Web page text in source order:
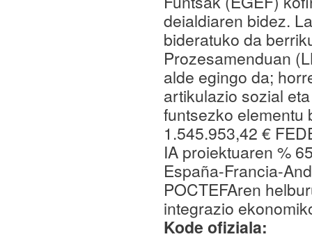
deialdiaren bidez.
bideratuko da
Prozesamenduan
alde egingo da;
artikulazio sozial
funtsezko elementu
1.545.953,42 €
IA proiektuaren %
España-Francia-
POCTEFAren
integrazio
Kode ofiziala: